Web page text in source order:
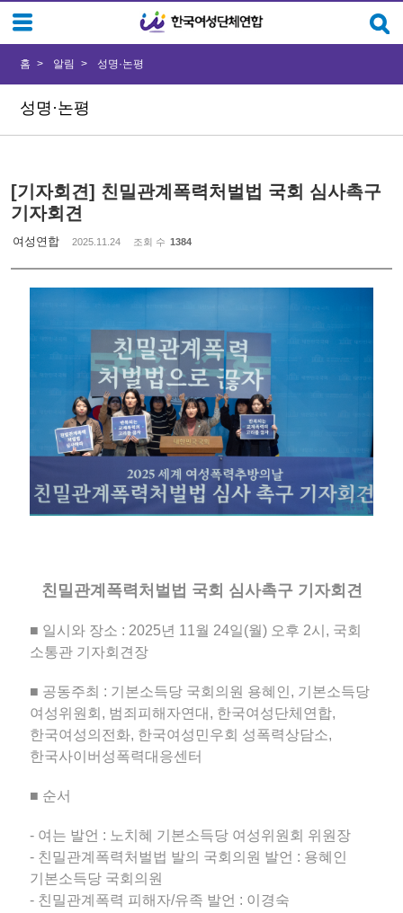
성명·논평
홈 알림 성명·논평
[기자회견] 친밀관계폭력처벌법 국회 심사촉구
기자회견
여성연합 2025.11.24 조회 수 1384
친밀관계폭력처벌법 국회 심사촉구 기자회견
■ 일시와 장소 : 2025년 11월 24일(월) 오후 2시, 국회
소통관 기자회견장
■ 공동주최 : 기본소득당 국회의원 용혜인, 기본소득당
여성위원회, 범죄피해자연대, 한국여성단체연합,
한국여성의전화, 한국여성민우회 성폭력상담소,
한국사이버성폭력대응센터
■ 순서
- 여는 발언 : 노치혜 기본소득당 여성위원회 위원장
- 친밀관계폭력처벌법 발의 국회의원 발언 : 용혜인
기본소득당 국회의원
- 친밀관계폭력 피해자/유족 발언 : 이경숙